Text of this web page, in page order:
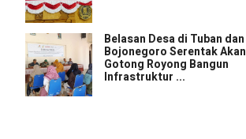
Belasan Desa di Tuban dan
Bojonegoro Serentak Akan
Gotong Royong Bangun
Infrastruktur ...